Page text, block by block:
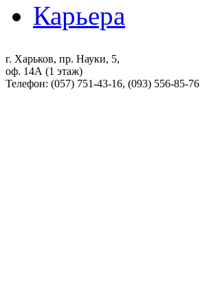
Карьера
г. Харьков, пр. Науки, 5,
оф. 14А (1 этаж)
Телефон: (057) 751-43-16, (093) 556-85-76